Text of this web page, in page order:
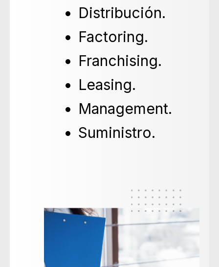
Distribución.
Factoring.
Franchising.
Leasing.
Management.
Suministro.